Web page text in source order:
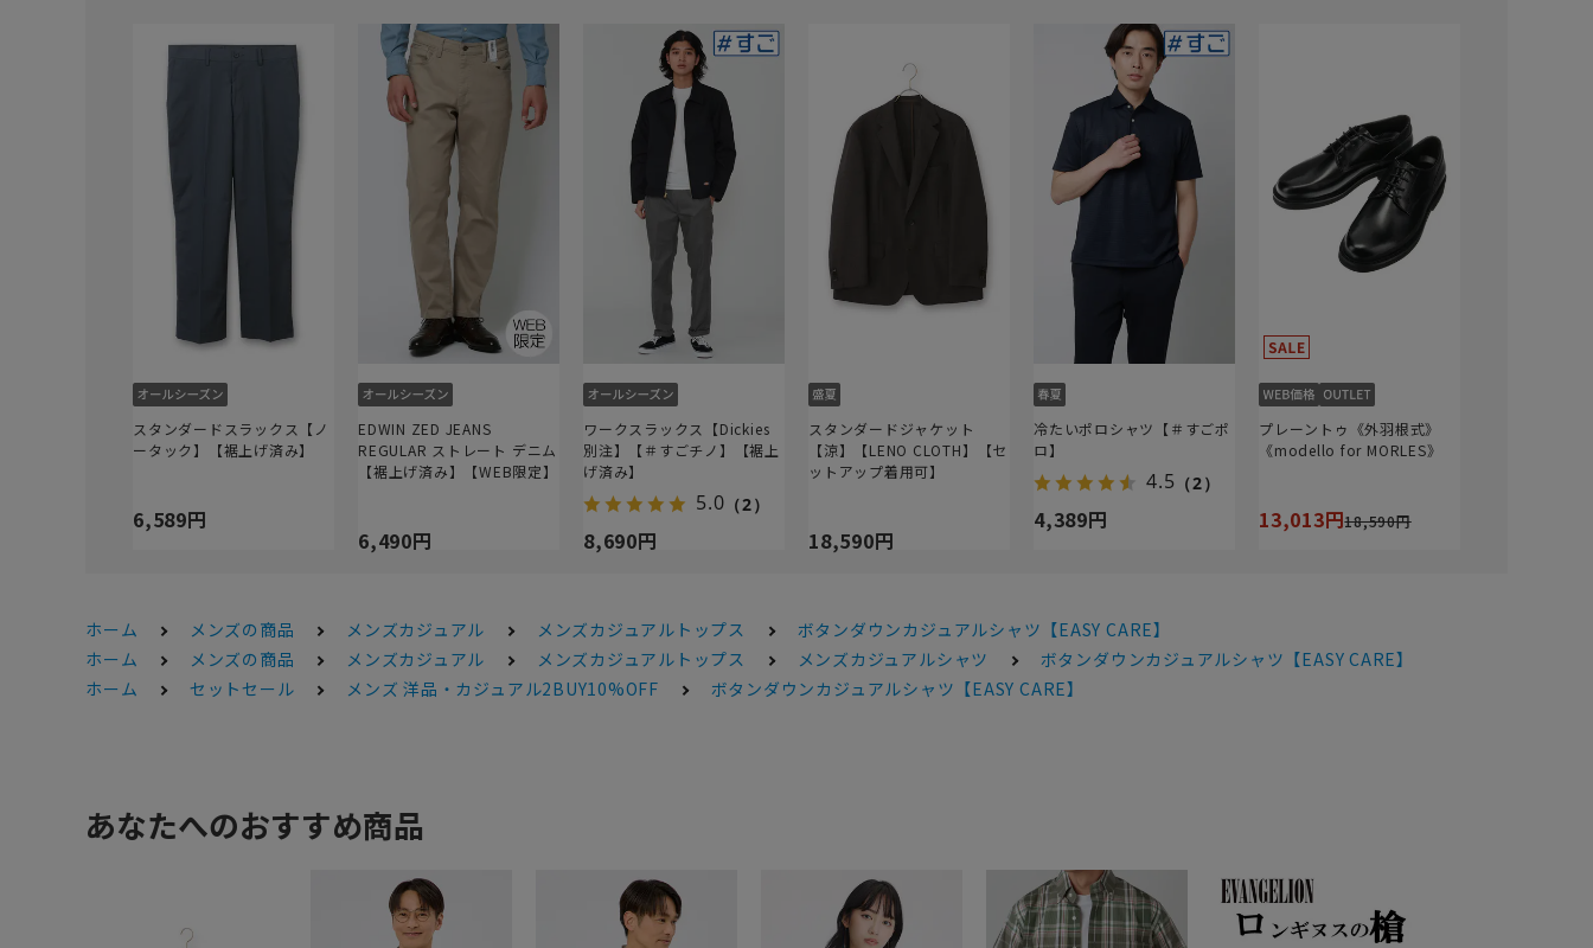
スタンダードスラックス【ノ
ータック】【裾上げ済み】
6,589円
EDWIN ZED JEANS
REGULAR ストレート デニム
【裾上げ済み】【WEB限定】
6,490円
ワークスラックス【Dickies
別注】【＃すごチノ】【裾上
げ済み】
5.0 （2）
8,690円
スタンダードジャケット
【涼】【LENO CLOTH】【セ
ットアップ着用可】
18,590円
冷たいポロシャツ【＃すごポ
ロ】
4.5 （2）
4,389円
プレーントゥ《外羽根式》
《modello for MORLES》
13,013円18,590円
ホーム メンズの商品 メンズカジュアル メンズカジュアルトップス
ボタンダウンカジュアルシャツ【EASY CARE】
ホーム
メンズの商品 メンズカジュアル メンズカジュアルトップス メンズカジュアルシャツ
ボタンダウンカジュアルシャツ【EASY CARE】
ホーム
セットセール メンズ 洋品・カジュアル2BUY10%OFF ボタンダウンカジュアルシャツ【EASY CARE】